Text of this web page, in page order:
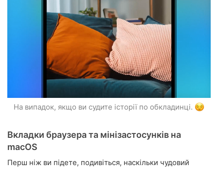
На випадок, якщо ви судите історії по обкладинці.
Вкладки браузера та мінізастосунків на
macOS
Перш ніж ви підете, подивіться, наскільки чудовий